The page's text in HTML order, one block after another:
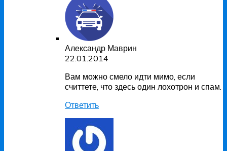
Александр Маврин
22.01.2014
Вам можно смело идти мимо, если
считтете, что здесь один лохотрон и спам.
Ответить